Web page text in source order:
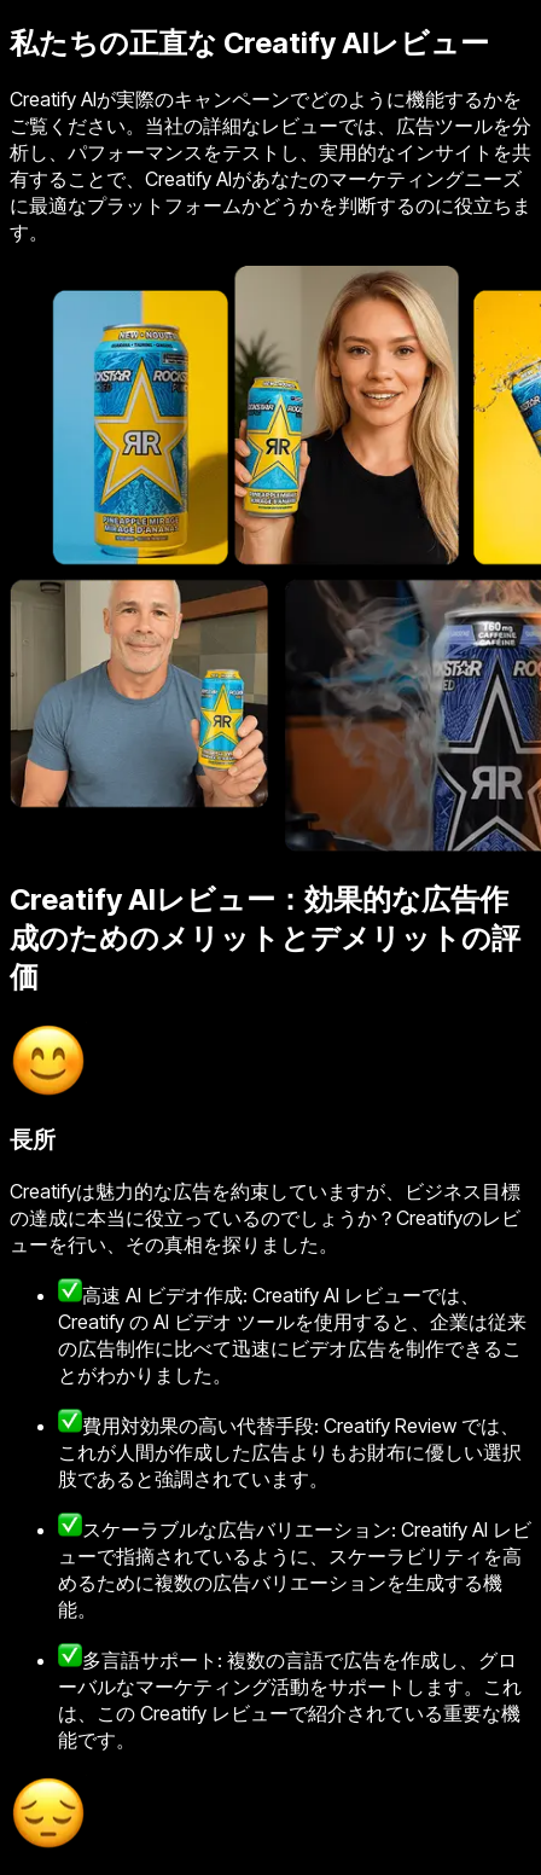
私たちの正直な Creatify AIレビュー
Creatify AIが実際のキャンペーンでどのように機能するかを
ご覧ください。当社の詳細なレビューでは、広告ツールを分
析し、パフォーマンスをテストし、実用的なインサイトを共
有することで、Creatify AIがあなたのマーケティングニーズ
に最適なプラットフォームかどうかを判断するのに役立ちま
す。
Creatify AIレビュー：効果的な広告作
成のためのメリットとデメリットの評
価
長所
Creatifyは魅力的な広告を約束していますが、ビジネス目標
の達成に本当に役立っているのでしょうか？Creatifyのレビ
ューを行い、その真相を探りました。
高速 AI ビデオ作成: Creatify AI レビューでは、
Creatify の AI ビデオ ツールを使用すると、企業は従来
の広告制作に比べて迅速にビデオ広告を制作できるこ
とがわかりました。
費用対効果の高い代替手段: Creatify Review では、
これが人間が作成した広告よりもお財布に優しい選択
肢であると強調されています。
スケーラブルな広告バリエーション: Creatify AI レビ
ューで指摘されているように、スケーラビリティを高
めるために複数の広告バリエーションを生成する機
能。
多言語サポート: 複数の言語で広告を作成し、グロ
ーバルなマーケティング活動をサポートします。これ
は、この Creatify レビューで紹介されている重要な機
能です。